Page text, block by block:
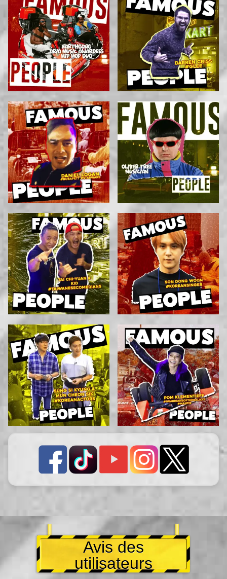
Avis des
utilisateurs